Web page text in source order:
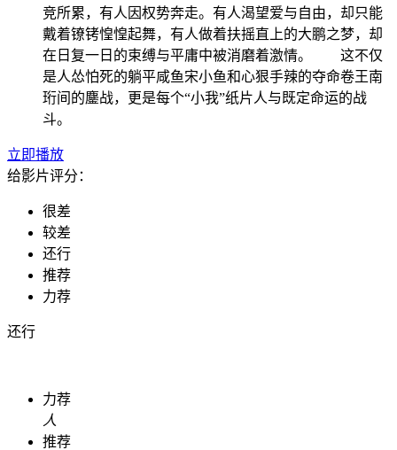
竞所累，有人因权势奔走。有人渴望爱与自由，却只能
戴着镣铐惶惶起舞，有人做着扶摇直上的大鹏之梦，却
在日复一日的束缚与平庸中被消磨着激情。 这不仅
是人怂怕死的躺平咸鱼宋小鱼和心狠手辣的夺命卷王南
珩间的鏖战，更是每个“小我”纸片人与既定命运的战
斗。
立即播放
给影片评分：
很差
较差
还行
推荐
力荐
还行
力荐
人
推荐